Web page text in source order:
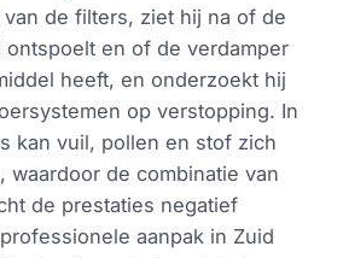
van de filters, ziet hij na of de
en of de verdamper
heeft, en onderzoekt hij
op verstopping. In
kan vuil, pollen en stof zich
waardoor de combinatie van
de prestaties negatief
aanpak in Zuid